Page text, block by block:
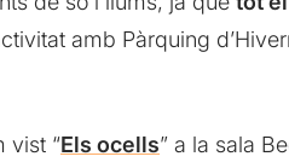
amb Pàrquing
vist “Els ocells” a la sala